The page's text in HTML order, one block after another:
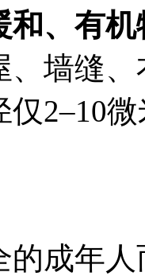
和、有机
、墙缝
仅2–10
的成年